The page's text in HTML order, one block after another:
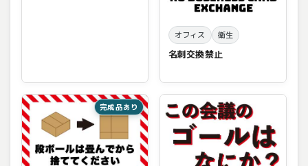
オフィス 衛生
名刺交換禁止
完成品あり